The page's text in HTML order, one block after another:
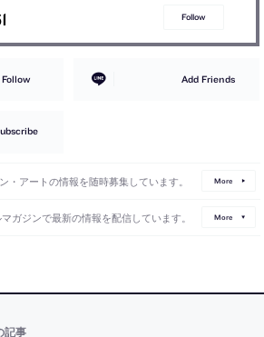
Follow
Follow Add Friends
・アートの情報を随時募集しています。 More
マガジンで最新の情報を配信しています。 More
記事